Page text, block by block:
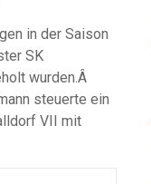
in der Saison
SK
wurden.Â
steuerte ein
VII mit